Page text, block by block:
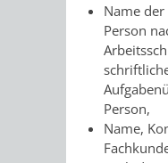
Name
Person
Person,
Name,